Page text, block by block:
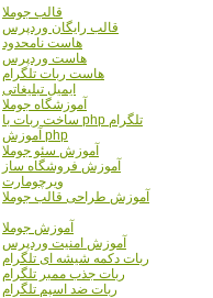
قالب جوملا
قالب رایگان وردپرس
هاست نامحدود
هاست وردپرس
هاست ربات تلگرام
ایمیل تبلیغاتی
آموزشگاه جوملا
ساخت ربات با php تلگرام
آموزش php
آموزش سئو جوملا
آموزش فروشگاه ساز
ویرچومارت
آموزش طراحی قالب جوملا
آموزش جوملا
آموزش امنیت وردپرس
ربات دکمه شیشه ای تلگرام
ربات جذب ممبر تلگرام
ربات ضد اسپم تلگرام